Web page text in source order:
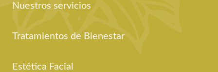
Nuestros servicios
Tratamientos de Bienestar
Estética Facial